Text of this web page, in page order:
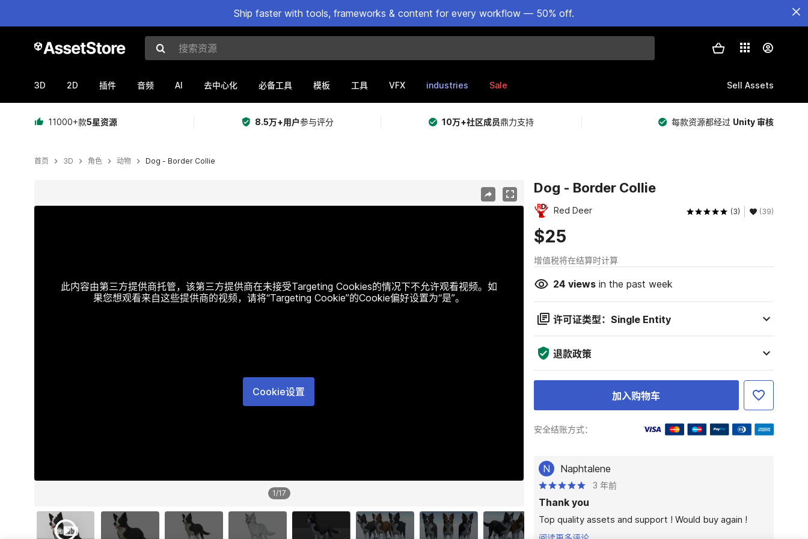
Ship faster with tools, frameworks & content for every workflow — 50% off.
搜索资源
3D 2D 插件 音频 AI 去中心化 必备工具 模板 工具 VFX industries Sale Sell Assets
11000+款5星资源 8.5万+用户参与评分 10万+社区成员鼎力支持 每款资源都经过 Unity 审核
首页 3D 角色 动物 Dog - Border Collie
此内容由第三方提供商托管，该第三方提供商在未接受Targeting Cookies的情况下不允许观看视频。如
果您想观看来自这些提供商的视频，请将“Targeting Cookie”的Cookie偏好设置为“是”。
Cookie设置
1/17
Dog - Border Collie
Red Deer (3) (39)
$25
增值税将在结算时计算
24 viewsin the past week
许可证类型：Single Entity
退款政策
加入购物车
安全结账方式：
N Naphtalene
3 年前
Thank you
Top quality assets and support ! Would buy again !